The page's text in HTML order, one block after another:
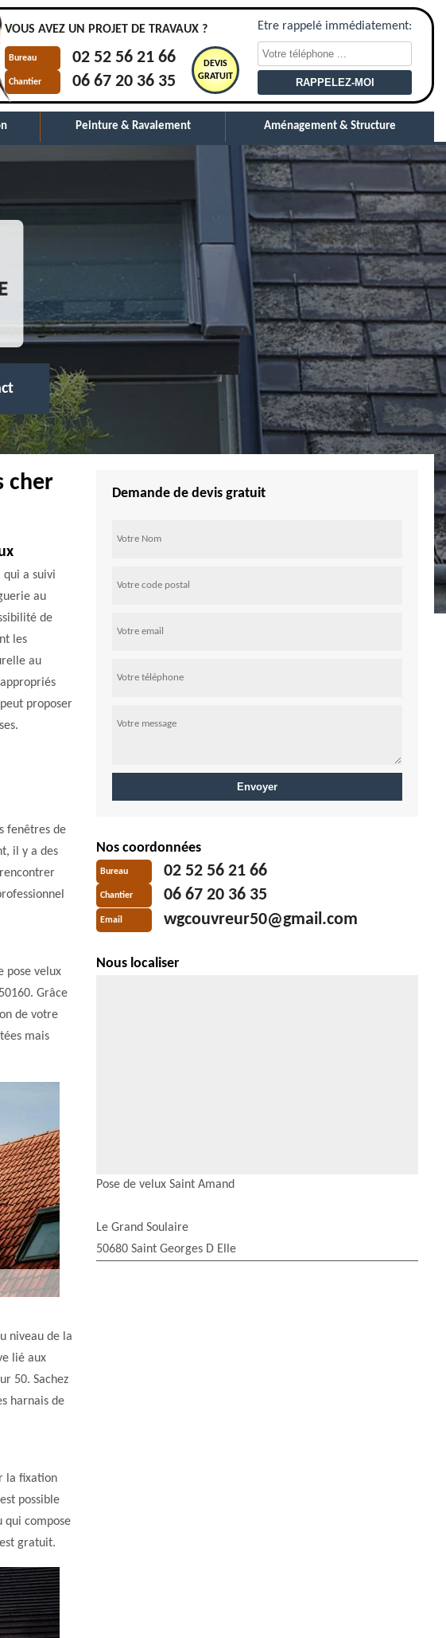
VOUS AVEZ UN PROJET DE TRAVAUX ?
Bureau 02 52 56 21 66
Chantier 06 67 20 36 35
DEVIS
GRATUIT
Etre rappelé immédiatement:
Peinture & Ravalement Aménagement & Structure
cher
qui a suivi
au
de
les
au
proposer
fenêtres de
il y a des
pose velux
Grâce
de votre
mais
niveau de la
lié aux
50. Sachez
harnais de
la fixation
possible
qui compose
gratuit.
Demande de devis gratuit
Nos coordonnées
Bureau 02 52 56 21 66
Chantier 06 67 20 36 35
Email wgcouvreur50@gmail.com
Nous localiser
Pose de velux Saint Amand
Le Grand Soulaire
50680 Saint Georges D Elle